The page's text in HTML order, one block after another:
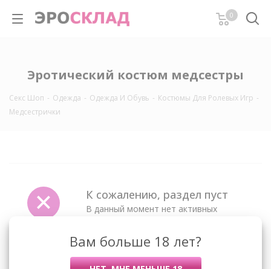
0
Эротический костюм медсестры
Секс Шоп - Одежда - Одежда И Обувь - Костюмы Для Ролевых Игр -
Медсестрички
К сожалению, раздел пуст
В данный момент нет активных
Вам больше 18 лет?